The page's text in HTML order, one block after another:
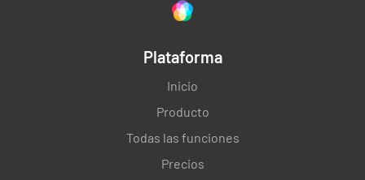
Plataforma
Inicio
Producto
Todas las funciones
Precios